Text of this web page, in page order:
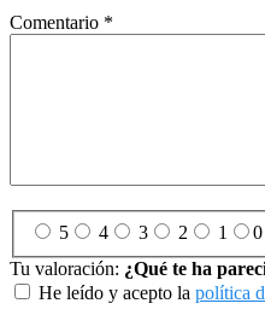
Comentario *
5 4 3 2 1
0
Tu valoración: ¿Qué te ha
He leído y acepto la política